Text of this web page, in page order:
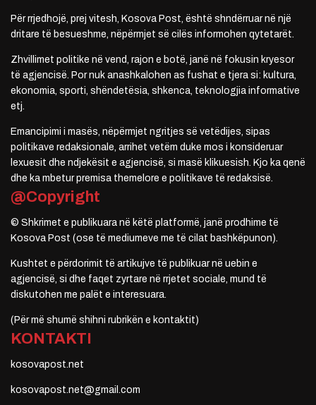
Për rrjedhojë, prej vitesh, Kosova Post, është shndërruar në një
dritare të besueshme, nëpërmjet së cilës informohen qytetarët.
Zhvillimet politike në vend, rajon e botë, janë në fokusin kryesor
të agjencisë. Por nuk anashkalohen as fushat e tjera si: kultura,
ekonomia, sporti, shëndetësia, shkenca, teknologjia informative
etj.
Emancipimi i masës, nëpërmjet ngritjes së vetëdijes, sipas
politikave redaksionale, arrihet vetëm duke mos i konsideruar
lexuesit dhe ndjekësit e agjencisë, si masë klikuesish. Kjo ka qenë
dhe ka mbetur premisa themelore e politikave të redaksisë.
@Copyright
© Shkrimet e publikuara në këtë platformë, janë prodhime të
Kosova Post (ose të mediumeve me të cilat bashkëpunon).
Kushtet e përdorimit të artikujve të publikuar në uebin e
agjencisë, si dhe faqet zyrtare në rrjetet sociale, mund të
diskutohen me palët e interesuara.
(Për më shumë shihni rubrikën e kontaktit)
KONTAKTI
kosovapost.net
kosovapost.net@gmail.com